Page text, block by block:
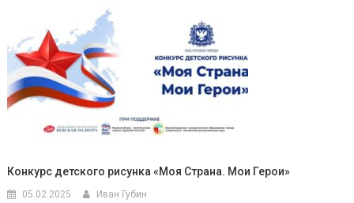
Конкурс детского рисунка «Моя Страна. Мои Герои»
05.02.2025 Иван Губин